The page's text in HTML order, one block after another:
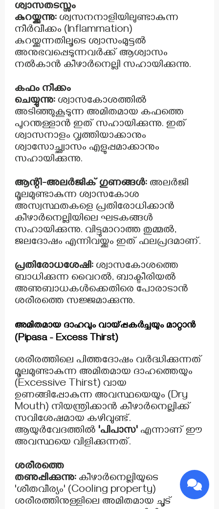
ശ്വാസതടസ്സം
കുറയ്ക്കുന്നു: ശ്വസനനാളിയിലുണ്ടാകുന്ന
നീർവീക്കം (Inflammation)
കുറയ്ക്കുന്നതിലൂടെ ശ്വാസംമുട്ടൽ
അനുഭവപ്പെടുന്നവർക്ക് ആശ്വാസം
നൽകാൻ കീഴാർനെല്ലി സഹായിക്കുന്നു.
കഫം നീക്കം
ചെയ്യുന്നു: ശ്വാസകോശത്തിൽ
അടിഞ്ഞുകൂടുന്ന അമിതമായ കഫത്തെ
പുറന്തള്ളാൻ ഇത് സഹായിക്കുന്നു. ഇത്
ശ്വാസനാളം വൃത്തിയാക്കാനും
ശ്വാസോച്ഛ്വാസം എളുപ്പമാക്കാനും
സഹായിക്കുന്നു.
ആന്റി-അലർജിക് ഗുണങ്ങൾ: അലർജി
മൂലമുണ്ടാകുന്ന ശ്വാസകോശ
അസ്വസ്ഥതകളെ പ്രതിരോധിക്കാൻ
കീഴാർനെല്ലിയിലെ ഘടകങ്ങൾ
സഹായിക്കുന്നു. വിട്ടുമാറാത്ത തുമ്മൽ,
ജലദോഷം എന്നിവയ്ക്കും ഇത് ഫലപ്രദമാണ്.
പ്രതിരോധശേഷി: ശ്വാസകോശത്തെ
ബാധിക്കുന്ന വൈറൽ, ബാക്ടീരിയൽ
അണുബാധകൾക്കെതിരെ പോരാടാൻ
ശരീരത്തെ സജ്ജമാക്കുന്നു.
അമിതമായ ദാഹവും വായ്‌പ്പകർച്ചയും മാറ്റാൻ
(Pipasa - Excess Thirst)
ശരീരത്തിലെ പിത്തദോഷം വർദ്ധിക്കുന്നത്
മൂലമുണ്ടാകുന്ന അമിതമായ ദാഹത്തെയും
(Excessive Thirst) വായ
ഉണങ്ങിപ്പോകുന്ന അവസ്ഥയെയും (Dry
Mouth) നിയന്ത്രിക്കാൻ കീഴാർനെല്ലിക്ക്
സവിശേഷമായ കഴിവുണ്ട്.
ആയുർവേദത്തിൽ 'പിപാസ' എന്നാണ് ഈ
അവസ്ഥയെ വിളിക്കുന്നത്.
ശരീരത്തെ
തണുപ്പിക്കുന്നു: കീഴാർനെല്ലിയുടെ
'ശീതവീര്യം' (Cooling property)
ശരീരത്തിനുള്ളിലെ അമിതമായ ചൂട്